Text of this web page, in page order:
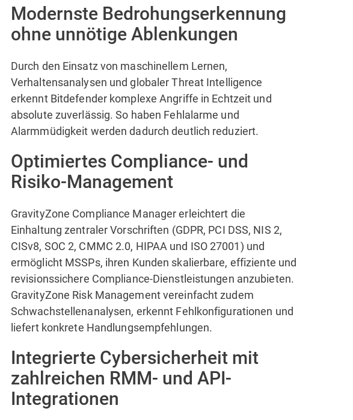
Modernste Bedrohungserkennung
ohne unnötige Ablenkungen
Durch den Einsatz von maschinellem Lernen,
Verhaltensanalysen und globaler Threat Intelligence
erkennt Bitdefender komplexe Angriffe in Echtzeit und
absolute zuverlässig. So haben Fehlalarme und
Alarmmüdigkeit werden dadurch deutlich reduziert.
Optimiertes Compliance- und
Risiko-Management
GravityZone Compliance Manager erleichtert die
Einhaltung zentraler Vorschriften (GDPR, PCI DSS, NIS 2,
CISv8, SOC 2, CMMC 2.0, HIPAA und ISO 27001) und
ermöglicht MSSPs, ihren Kunden skalierbare, effiziente und
revisionssichere Compliance-Dienstleistungen anzubieten.
GravityZone Risk Management vereinfacht zudem
Schwachstellenanalysen, erkennt Fehlkonfigurationen und
liefert konkrete Handlungsempfehlungen.
Integrierte Cybersicherheit mit
zahlreichen RMM- und API-
Integrationen